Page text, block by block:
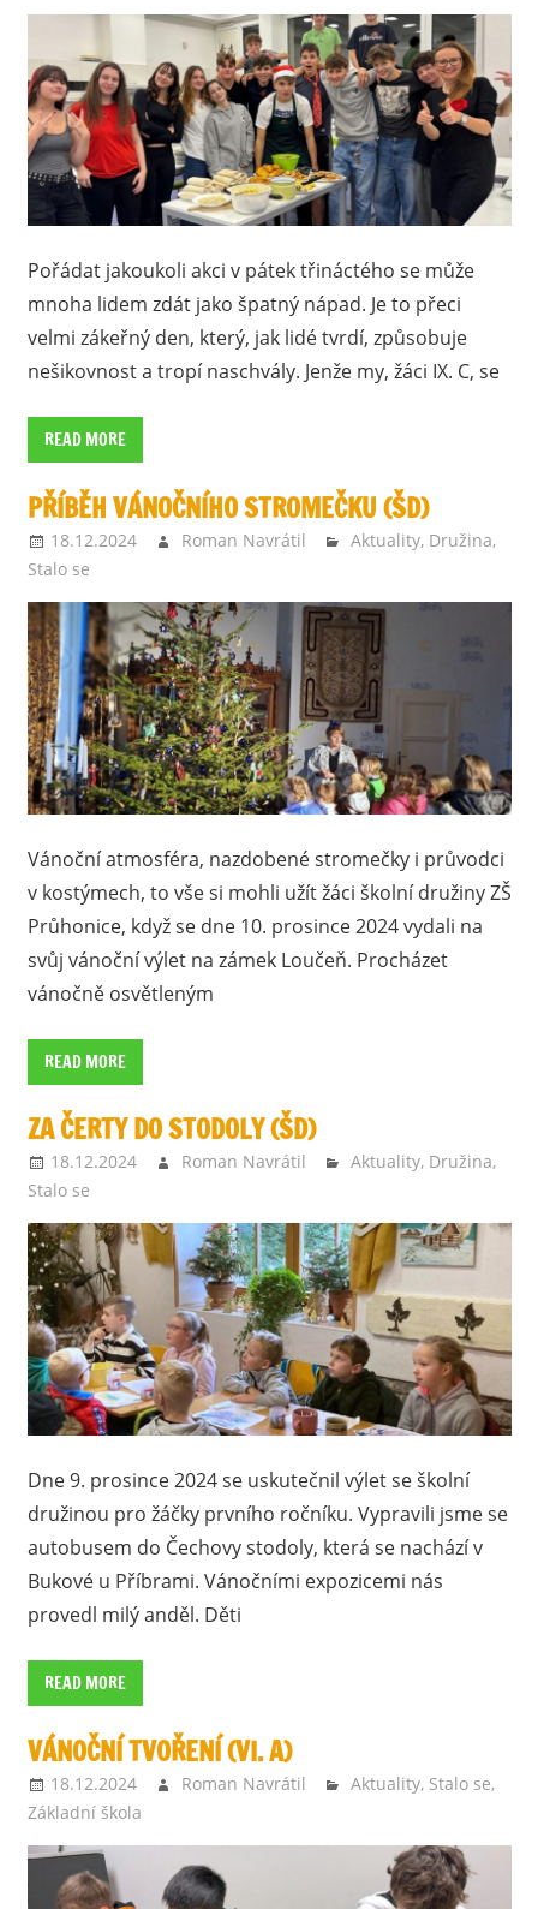
Pořádat jakoukoli akci v pátek třináctého se může
mnoha lidem zdát jako špatný nápad. Je to přeci
velmi zákeřný den, který, jak lidé tvrdí, způsobuje
nešikovnost a tropí naschvály. Jenže my, žáci IX. C, se
READ MORE
PŘÍBĚH VÁNOČNÍHO STROMEČKU (ŠD)
18.12.2024 Roman Navrátil Aktuality, Družina,
Stalo se
Vánoční atmosféra, nazdobené stromečky i průvodci
v kostýmech, to vše si mohli užít žáci školní družiny ZŠ
Průhonice, když se dne 10. prosince 2024 vydali na
svůj vánoční výlet na zámek Loučeň. Procházet
vánočně osvětleným
READ MORE
ZA ČERTY DO STODOLY (ŠD)
18.12.2024 Roman Navrátil Aktuality, Družina,
Stalo se
Dne 9. prosince 2024 se uskutečnil výlet se školní
družinou pro žáčky prvního ročníku. Vypravili jsme se
autobusem do Čechovy stodoly, která se nachází v
Bukové u Příbrami. Vánočními expozicemi nás
provedl milý anděl. Děti
READ MORE
VÁNOČNÍ TVOŘENÍ (VI. A)
18.12.2024 Roman Navrátil Aktuality, Stalo se,
Základní škola